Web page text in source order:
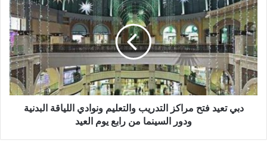
تعيد
فتح
مراكز
التدريب
والتعليم
ونوادي
اللياقة
البدنية
دبي تعيد فتح مراكز التدريب والتعليم ونوادي اللياقة البدنية
ودور السينما من رابع يوم العيد